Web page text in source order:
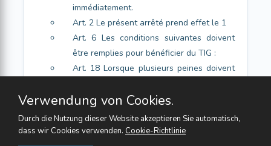
immédiatement.
Art. 2 Le présent arrêté prend effet le 1
Art. 6 Les conditions suivantes doivent
être remplies pour bénéficier du TIG :
Art. 18 Lorsque plusieurs peines doivent
Art. 22
Verwendung von Cookies.
Durch die Nutzung dieser Website akzeptieren Sie automatisch,
dass wir Cookies verwenden. Cookie-Richtlinie